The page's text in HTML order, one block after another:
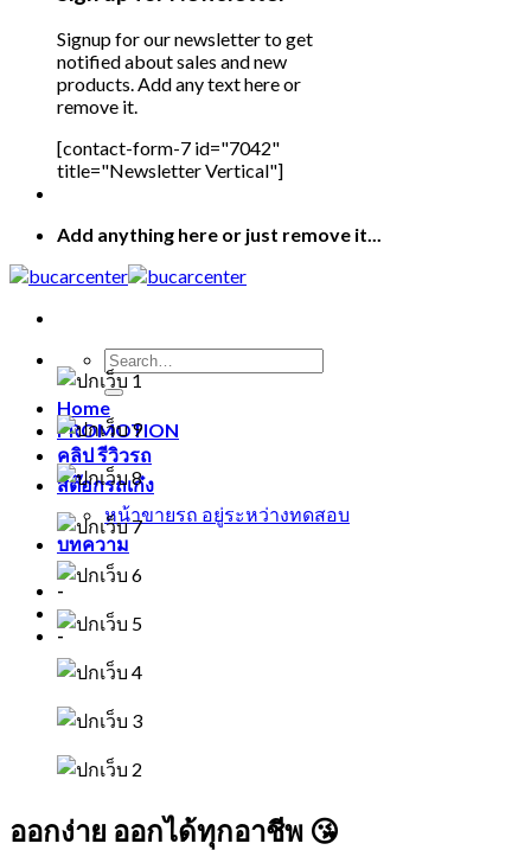
Signup for our newsletter to get
notified about sales and new
products. Add any text here or
remove it.
[contact-form-7 id="7042"
title="Newsletter Vertical"]
Add anything here or just remove it...
Home
PROMOTION
คลิป รีวิวรถ
สต๊อกรถเก๋ง
หน้าขายรถ อยู่ระหว่างทดสอบ
บทความ
-
-
ออกง่าย ออกได้ทุกอาชีพ 😘